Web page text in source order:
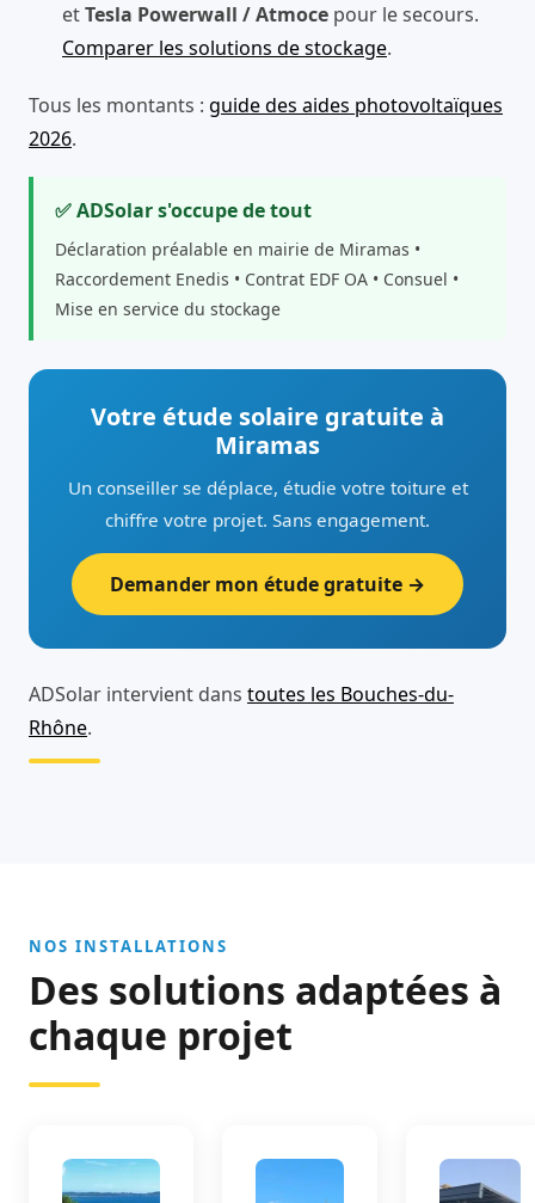
etTesla Powerwall / Atmoce pour le secours.
Comparer les solutions de stockage.
Tous les montants : guide des aides photovoltaïques
2026.
✅ ADSolar s'occupe de tout
Déclaration préalable en mairie de Miramas •
Raccordement Enedis • Contrat EDF OA • Consuel •
Mise en service du stockage
Votre étude solaire gratuite à
Miramas
Un conseiller se déplace, étudie votre toiture et
chiffre votre projet. Sans engagement.
Demander mon étude gratuite →
ADSolar intervient dans toutes les Bouches-du-
Rhône.
NOS INSTALLATIONS
Des solutions adaptées à
chaque projet